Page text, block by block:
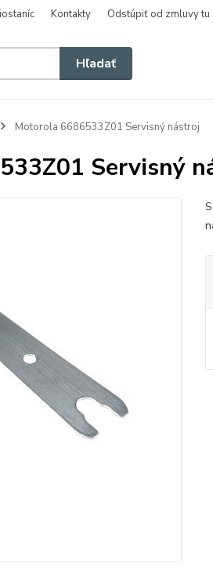
Kontakty Odstúpiť od zmluvy tu
Hľadať
Motorola 6686533Z01 Servisný nástroj
Servisný